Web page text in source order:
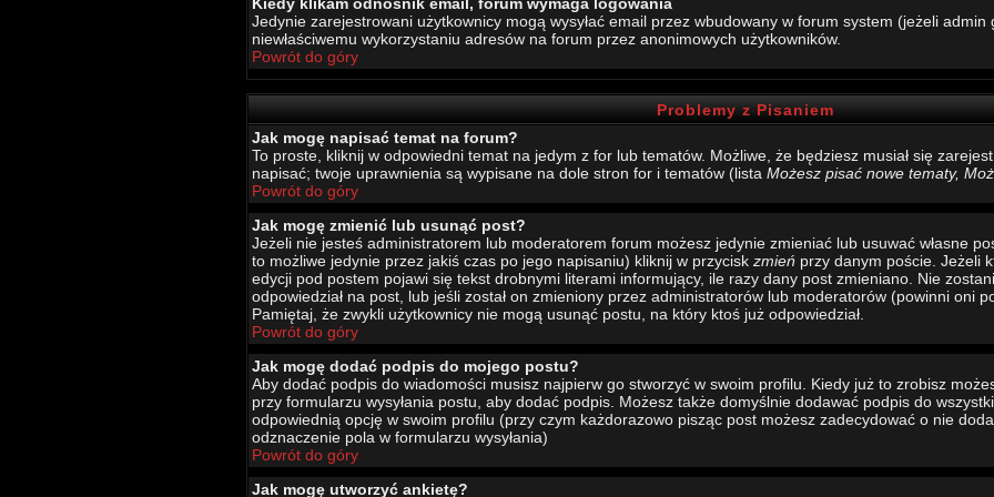
Jedynie zarejestrowani użytkownicy mogą wysyłać email przez wbudowany w forum system (jeżeli admin
niewłaściwemu wykorzystaniu adresów na forum przez anonimowych użytkowników.
Powrót do góry
Problemy z Pisaniem
Jak mogę napisać temat na forum?
To proste, kliknij w odpowiedni temat na jedym z for lub tematów. Możliwe, że będziesz musiał się
napisać; twoje uprawnienia są wypisane na dole stron for i tematów (lista Możesz pisać nowe tematy,
Powrót do góry
Jak mogę zmienić lub usunąć post?
Jeżeli nie jesteś administratorem lub moderatorem forum możesz jedynie zmieniać lub usuwać własne
to możliwe jedynie przez jakiś czas po jego napisaniu) kliknij w przycisk zmień przy danym poście. Jeżeli
edycji pod postem pojawi się tekst drobnymi literami informujący, ile razy dany post zmieniano. Nie
odpowiedział na post, lub jeśli został on zmieniony przez administratorów lub moderatorów (powinni oni
Pamiętaj, że zwykli użytkownicy nie mogą usunąć postu, na który ktoś już odpowiedział.
Powrót do góry
Jak mogę dodać podpis do mojego postu?
Aby dodać podpis do wiadomości musisz najpierw go stworzyć w swoim profilu. Kiedy już to zrobisz
przy formularzu wysyłania postu, aby dodać podpis. Możesz także domyślnie dodawać podpis do
odpowiednią opcję w swoim profilu (przy czym każdorazowo pisząc post możesz zadecydować o nie
odznaczenie pola w formularzu wysyłania)
Powrót do góry
Jak mogę utworzyć ankietę?